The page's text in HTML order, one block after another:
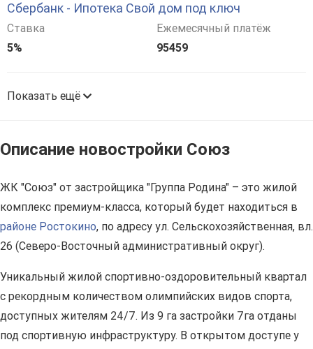
Сбербанк - Ипотека Свой дом под ключ
Ставка
5%
Ежемесячный платёж
95459
Показать ещё
Описание новостройки Союз
ЖК "Союз" от застройщика "Группа Родина" – это жилой
комплекс премиум-класса, который будет находиться в
районе Ростокино, по адресу ул. Сельскохозяйственная, вл.
26 (Северо-Восточный административный округ).
Уникальный жилой спортивно-оздоровительный квартал
с рекордным количеством олимпийских видов спорта,
доступных жителям 24/7. Из 9 га застройки 7га отданы
под спортивную инфраструктуру. В открытом доступе у